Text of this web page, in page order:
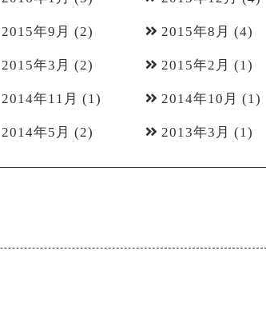
2015年9月 (2) 2015年8月 (4)
2015年3月 (2) 2015年2月 (1)
2014年11月 (1) 2014年10月 (1)
2014年5月 (2) 2013年3月 (1)